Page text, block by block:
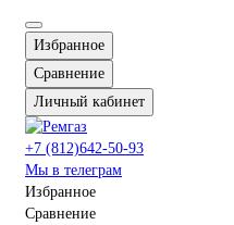
Избранное
Сравнение
Личный кабинет
+7 (812)642-50-93
Мы в телеграм
Избранное
Сравнение